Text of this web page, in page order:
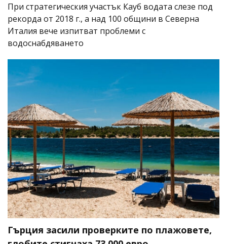
При стратегическия участък Кауб водата слезе под
рекорда от 2018 г., а над 100 общини в Северна
Италия вече изпитват проблеми с
водоснабдяването
Гърция засили проверките по плажовете,